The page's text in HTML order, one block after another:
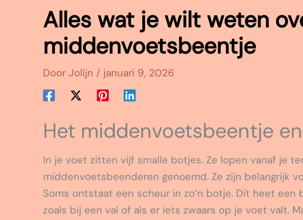
Alles wat je wilt weten
middenvoetsbeentje
Door Jolijn / januari 9, 2026
Het middenvoetsbeentje
In je voet zitten vijf smalle botjes. Ze lopen vanaf je
middenvoetsbeenderen genoemd. Ze zijn belangrijk
Soms ontstaat een scheur in zo’n botje. Dit heet
zoals bij een val of als er iets zwaars op je voet valt.